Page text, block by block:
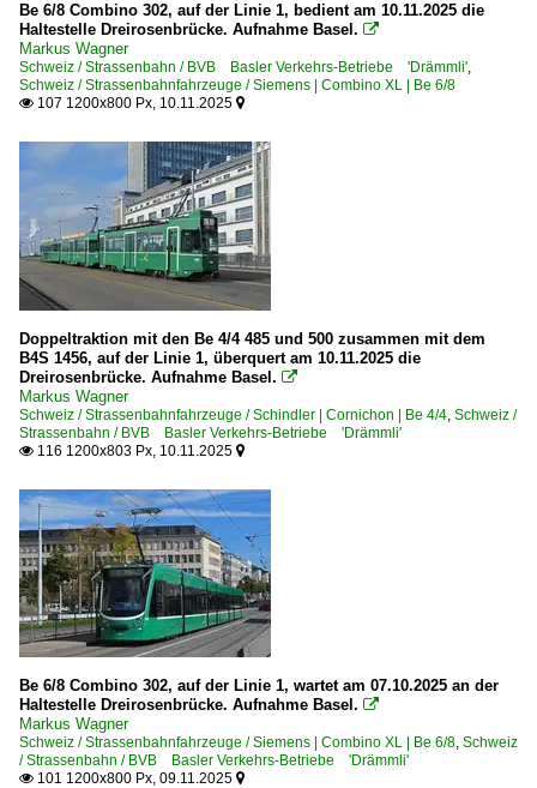
Be 6/8 Combino 302, auf der Linie 1, bedient am 10.11.2025 die
Haltestelle Dreirosenbrücke. Aufnahme Basel. 
Markus Wagner
Schweiz / Strassenbahn / BVB Basler Verkehrs-Betriebe 'Drämmli',
Schweiz / Strassenbahnfahrzeuge / Siemens | Combino XL | Be 6/8
 107 1200x800 Px, 10.11.2025 
Doppeltraktion mit den Be 4/4 485 und 500 zusammen mit dem
B4S 1456, auf der Linie 1, überquert am 10.11.2025 die
Dreirosenbrücke. Aufnahme Basel. 
Markus Wagner
Schweiz / Strassenbahnfahrzeuge / Schindler | Cornichon | Be 4/4, Schweiz /
Strassenbahn / BVB Basler Verkehrs-Betriebe 'Drämmli'
 116 1200x803 Px, 10.11.2025 
Be 6/8 Combino 302, auf der Linie 1, wartet am 07.10.2025 an der
Haltestelle Dreirosenbrücke. Aufnahme Basel. 
Markus Wagner
Schweiz / Strassenbahnfahrzeuge / Siemens | Combino XL | Be 6/8, Schweiz
/ Strassenbahn / BVB Basler Verkehrs-Betriebe 'Drämmli'
 101 1200x800 Px, 09.11.2025 